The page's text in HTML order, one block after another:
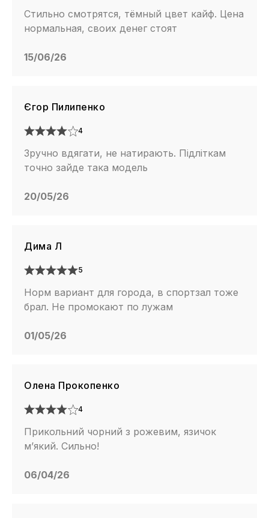
Стильно смотрятся, тёмный цвет кайф. Цена
нормальная, своих денег стоят
15/06/26
Єгор Пилипенко
4
Зручно вдягати, не натирають. Підліткам
точно зайде така модель
20/05/26
Дима Л
5
Норм вариант для города, в спортзал тоже
брал. Не промокают по лужам
01/05/26
Олена Прокопенко
4
Прикольний чорний з рожевим, язичок
м’який. Сильно!
06/04/26